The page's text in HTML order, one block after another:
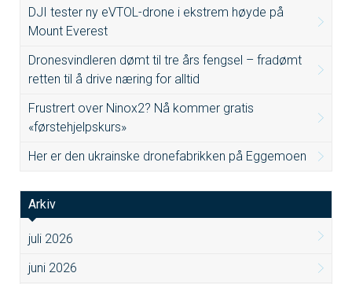
DJI tester ny eVTOL-drone i ekstrem høyde på
Mount Everest
Dronesvindleren dømt til tre års fengsel – fradømt
retten til å drive næring for alltid
Frustrert over Ninox2? Nå kommer gratis
«førstehjelpskurs»
Her er den ukrainske dronefabrikken på Eggemoen
Arkiv
juli 2026
juni 2026